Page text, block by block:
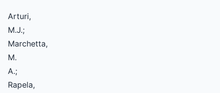
Arturi,
M.J.;
Marchetta,
M.
A.;
Rapela,